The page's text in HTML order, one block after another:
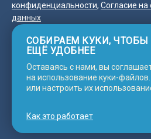
конфиденциальности, Согласие на
данных
2025 © Neco
Политика
конфиденциальности
СОБИРАЕМ КУКИ, ЧТОБЫ
ЕЩЁ УДОБНЕЕ
Оставаясь с нами, вы
на использование куки-
или настроить их
Как это работает